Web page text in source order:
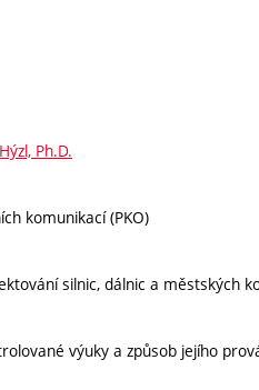
Ph.D.
komunikací (PKO)
silnic, dálnic a městských
výuky a způsob jejího